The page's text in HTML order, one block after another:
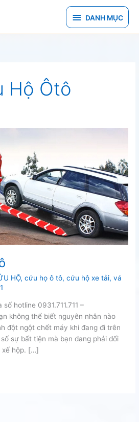
DANH
MỤC
DANH MỤC
Hộ Ôtô
HỘ,cứu họ ô tô,cứu hộ xe tải,vá
hotline 0931.711.711 –
không thể biết nguyên nhân nào
đột ngột chết máy khi đang đi trên
sự bất tiện mà bạn đang phải đối
xế hộp. […]